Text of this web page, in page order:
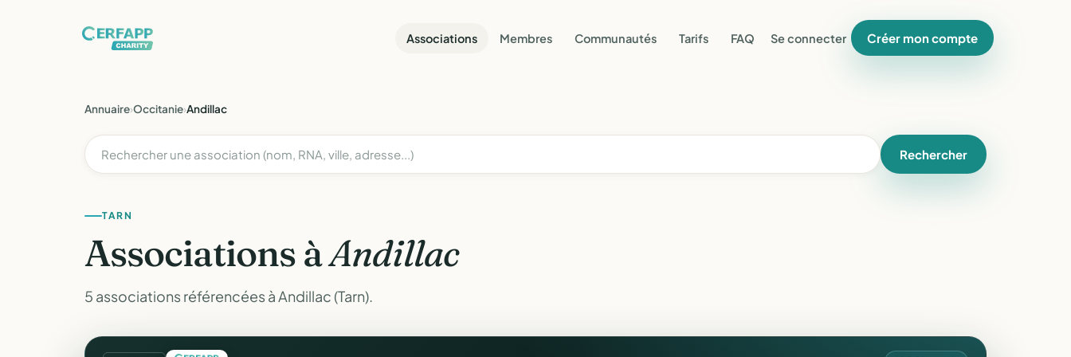
Associations Membres Communautés Tarifs FAQ Se connecter Créer mon compte
Annuaire›Occitanie›Andillac
Rechercher
TARN
Associations àAndillac
5 associations référencées à Andillac (Tarn).